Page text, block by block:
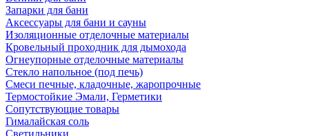
Запарки для бани
Аксессуары для бани и сауны
Изоляционные отделочные материалы
Кровельный проходник для дымохода
Огнеупорные отделочные материалы
Стекло напольное (под печь)
Смеси печные, кладочные, жаропрочные
Термостойкие Эмали, Герметики
Сопутствующие товары
Гималайская соль
Светильники